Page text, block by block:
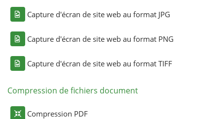
Capture d'écran de site web au format JPG
Capture d'écran de site web au format PNG
Capture d'écran de site web au format TIFF
Compression de fichiers document
Compression PDF